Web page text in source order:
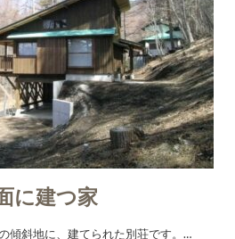
に建つ家
傾斜地に、建てられた別荘です。…